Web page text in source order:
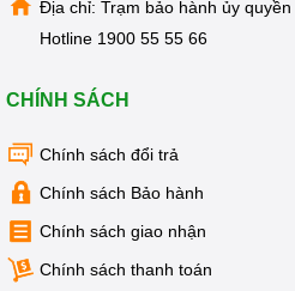
Xem thêm:
nước kangaroo,máy lọc nước
Chính sách bảo
Kangaroovietnam
Địa chỉ: Trạm bảo hành ủy
Hotline 1900 55 55 66
CHÍNH SÁCH
Chính sách đổi trả
Chính sách Bảo hành
Chính sách giao nhận
Chính sách thanh toán